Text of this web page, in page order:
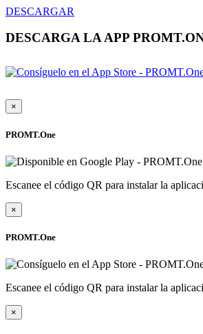
DESCARGAR
DESCARGA LA APP
×
PROMT.One
Escanee el código QR para instalar la
×
PROMT.One
Escanee el código QR para instalar la
×